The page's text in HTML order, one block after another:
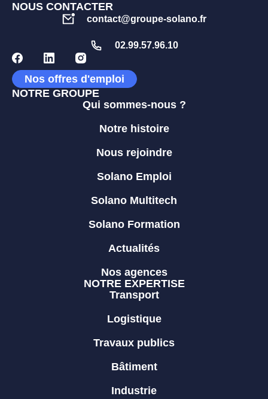
NOUS CONTACTER
contact@groupe-solano.fr
02.99.57.96.10
Nos offres d'emploi
NOTRE GROUPE
Qui sommes-nous ?
Notre histoire
Nous rejoindre
Solano Emploi
Solano Multitech
Solano Formation
Actualités
Nos agences
NOTRE EXPERTISE
Transport
Logistique
Travaux publics
Bâtiment
Industrie